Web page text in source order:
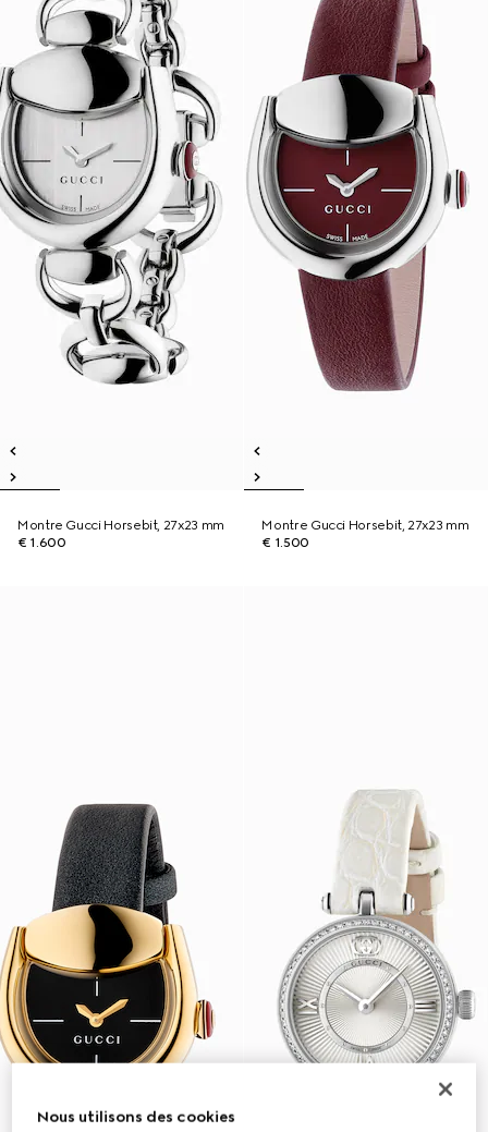
Montre Gucci Horsebit, 27x23 mm
€ 1.600
Montre Gucci Horsebit, 27x23 mm
€ 1.500
Nous utilisons des cookies